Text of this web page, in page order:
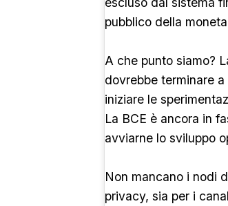
pubblico della
A che punto siamo?
dovrebbe terminare
iniziare le
La BCE è ancora in
avviarne lo sviluppo
Non mancano i nodi
privacy, sia per i